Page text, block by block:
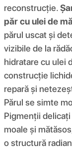
reconstrucție.
păr cu ulei de
părul uscat și
vizibile de la
hidratare cu ulei
construcție
repară și
Părul se simte
Pigmenții
moale și
o structură